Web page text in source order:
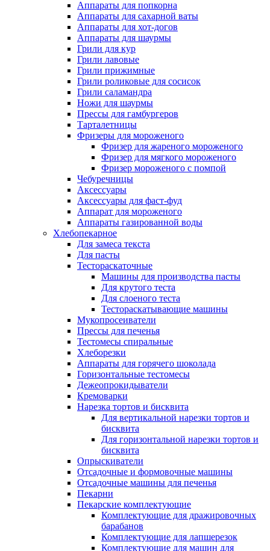
Аппараты для попкорна
Аппараты для сахарной ваты
Аппараты для хот-догов
Аппараты для шаурмы
Грили для кур
Грили лавовые
Грили прижимные
Грили роликовые для сосисок
Грили саламандра
Ножи для шаурмы
Прессы для гамбургеров
Тарталетницы
Фризеры для мороженого
Фризер для жареного мороженого
Фризер для мягкого мороженого
Фризер мороженого с помпой
Чебуречницы
Аксессуары
Аксессуары для фаст-фуд
Аппарат для мороженого
Аппараты газированной воды
Хлебопекарное
Для замеса текста
Для пасты
Тестораскаточные
Машины для производства пасты
Для крутого теста
Для слоеного теста
Тестораскатывающие машины
Мукопросеиватели
Прессы для печенья
Тестомесы спиральные
Хлеборезки
Аппараты для горячего шоколада
Горизонтальные тестомесы
Дежеопрокидыватели
Кремоварки
Нарезка тортов и бисквита
Для вертикальной нарезки тортов и
бисквита
Для горизонтальной нарезки тортов и
бисквита
Опрыскиватели
Отсадочные и формовочные машины
Отсадочные машины для печенья
Пекарни
Пекарские комплектующие
Комплектующие для дражировочных
барабанов
Комплектующие для лапшерезок
Комплектующие для машин для